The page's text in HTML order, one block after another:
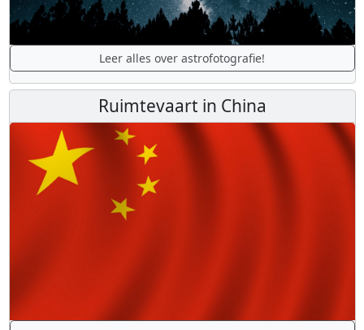
Leer alles over astrofotografie!
Ruimtevaart in China